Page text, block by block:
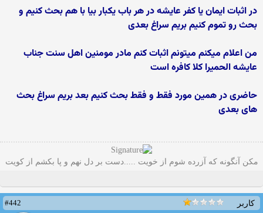
در اثبات ایمان یا کفر عایشه در هر باب یکبار بیا با هم بحث کنیم و
بحث رو تموم کنیم بریم سراغ بعدی
من اعلام میکنم میتونم اثبات کنم مادر مومنین اهل سنت جناب
عایشه الحمیرا کلا کافره است
حاضری در همین مورد فقط و فقط بحث کنیم بعد بریم سراغ بحث
های بعدی
مکن آنگونه که آزرده شوم از خویت .....دست بر دل نهم و پا بکشم از کویت
کاربر
#442